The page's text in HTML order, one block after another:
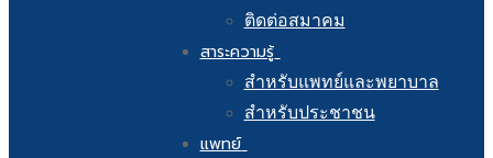
ติดต่อสมาคม
สาระความรู้
สำหรับแพทย์และพยาบาล
สำหรับประชาชน
แพทย์